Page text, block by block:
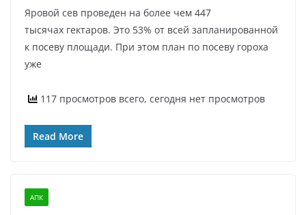
Яровой сев проведен на более чем 447
тысячах гектаров. Это 53% от всей запланированной
к посеву площади. При этом план по посеву гороха
уже
117 просмотров всего, сегодня нет просмотров
Read More
АПК